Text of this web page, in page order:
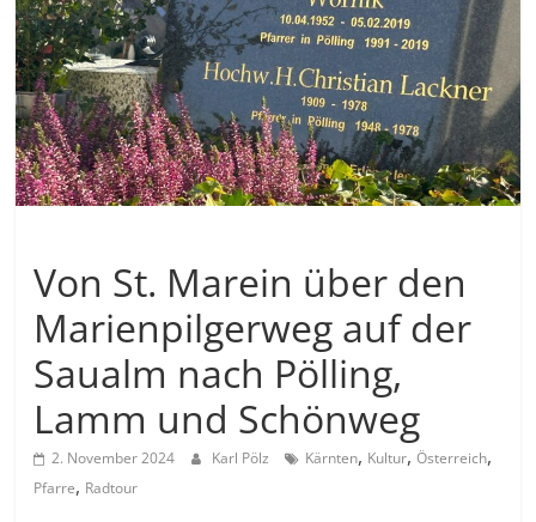
Von St. Marein über den
Marienpilgerweg auf der
Saualm nach Pölling,
Lamm und Schönweg
2. November 2024 Karl Pölz Kärnten, Kultur,Österreich,
Pfarre, Radtour